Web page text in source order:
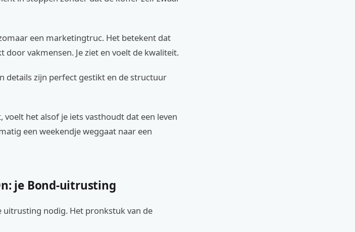
een marketingtruc. Het betekent dat
vakmensen. Je ziet en voelt de kwaliteit.
details zijn perfect gestikt en de structuur
voelt het alsof je iets vasthoudt dat een leven
een weekendje weggaat naar een
je Bond-uitrusting
uitrusting nodig. Het pronkstuk van de